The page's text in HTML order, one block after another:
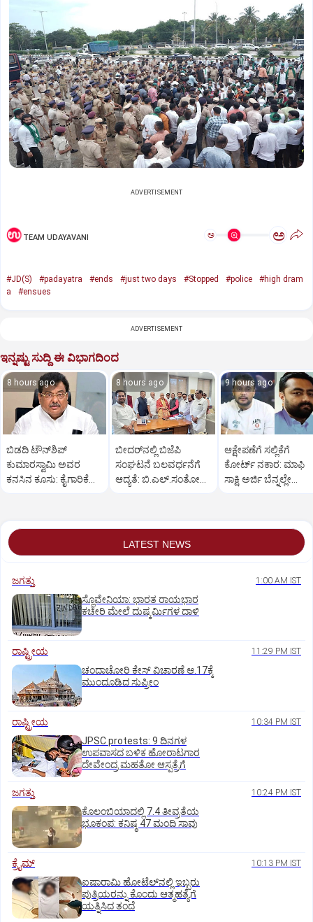
ADVERTISEMENT
TEAM UDAYAVANI ಅ ಅ
#JD(S) #padayatra #ends #just two days #Stopped #police
#high dram
a
#ensues
ADVERTISEMENT
ಇನ್ನಷ್ಟು ಸುದ್ದಿ ಈ ವಿಭಾಗದಿಂದ
8 hours ago
ಬಿಡದಿ ಟೌನ್‌ಶಿಪ್
ಕುಮಾರಸ್ವಾಮಿ ಅವರ
ಕನಸಿನ ಕೂಸು: ಕೈಗಾರಿಕೆ
8 hours ago
ಬೀದರ್‌ನಲ್ಲಿ ಬಿಜೆಪಿ
ಸಂಘಟನೆ ಬಲವರ್ಧನೆಗೆ
ಆದ್ಯತೆ: ಬಿ.ಎಲ್.ಸಂತೋಷ್
9 hours ago
ಆಕ್ಷೇಪಣೆಗೆ ಸಲ್ಲಿಕೆಗೆ
ಕೋರ್ಟ್‌ ನಕಾರ: ಮಾಫಿ
ಸಾಕ್ಷಿ ಅರ್ಜಿ ಬೆನ್ನಲ್ಲೇ
LATEST NEWS
ಜಗತ್ತು 1:00 AM IST
ಸ್ಲೊವೇನಿಯಾ: ಭಾರತ ರಾಯಭಾರ
ಕಚೇರಿ ಮೇಲೆ ದುಷ್ಕರ್ಮಿಗಳ ದಾಳಿ
ರಾಷ್ಟ್ರೀಯ 11:29 PM IST
ಚಂದಾಚೋರಿ ಕೇಸ್‌ ವಿಚಾರಣೆ ಆ.17ಕ್ಕೆ
ಮುಂದೂಡಿದ ಸುಪ್ರೀಂ
ರಾಷ್ಟ್ರೀಯ 10:34 PM IST
JPSC protests: 9 ದಿನಗಳ
ಉಪವಾಸದ ಬಳಿಕ ಹೋರಾಟಗಾರ
ದೇವೇಂದ್ರ ಮಹತೋ ಆಸ್ಪತ್ರೆಗೆ
ಜಗತ್ತು 10:24 PM IST
ಕೊಲಂಬಿಯಾದಲ್ಲಿ 7.4 ತೀವ್ರತೆಯ
ಭೂಕಂಪ: ಕನಿಷ್ಠ 47 ಮಂದಿ ಸಾವು
ಕ್ರೈಮ್ 10:13 PM IST
ಐಷಾರಾಮಿ ಹೋಟೆಲ್‌ನಲ್ಲಿ ಇಬ್ಬರು
ಪುತ್ರಿಯರನ್ನು ಕೊಂದು ಆತ್ಮಹತ್ಯೆಗೆ
ಯತ್ನಿಸಿದ ತಂದೆ